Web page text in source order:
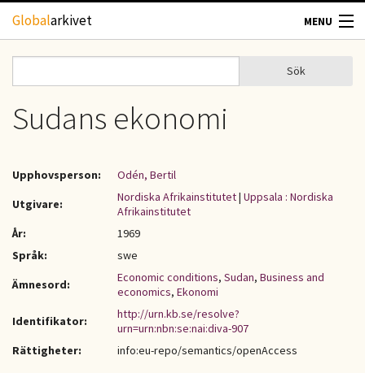
Hoppa till huvudinnehåll
Globalarkivet MENU
TIDSKRIFTER
GEOGRAFI
OM OSS
KONTAKT
Sökformulär
Sök
Sudans ekonomi
Upphovsperson:
Odén, Bertil
Utgivare:
Nordiska Afrikainstitutet| Uppsala : Nordiska
Afrikainstitutet
År:
1969
Språk:
swe
Ämnesord:
Economic conditions, Sudan, Business and
economics, Ekonomi
Identifikator:
http://urn.kb.se/resolve?
urn=urn:nbn:se:nai:diva-907
Rättigheter:
info:eu-repo/semantics/openAccess